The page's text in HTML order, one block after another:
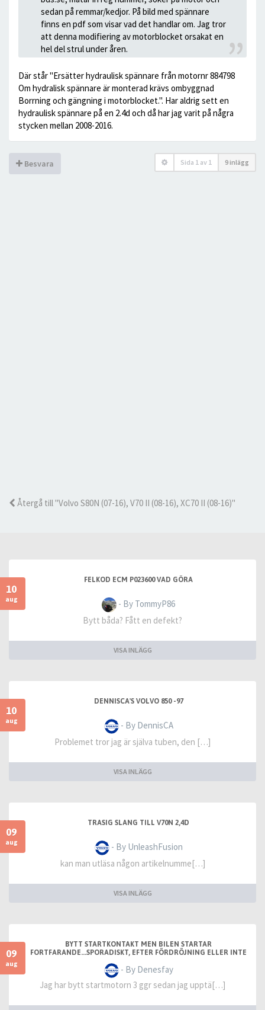
sedan på remmar/kedjor. På bild med spännare
finns en pdf som visar vad det handlar om. Jag tror
att denna modifiering av motorblocket orsakat en
hel del strul under åren.
Där står "Ersätter hydraulisk spännare från motornr 884798
Om hydralisk spännare är monterad krävs ombyggnad
Borrning och gängning i motorblocket.". Har aldrig sett en
hydraulisk spännare på en 2.4d och då har jag varit på några
stycken mellan 2008-2016.
Besvara Sida 1 av 1 9 inlägg
Återgå till "Volvo S80N (07-16), V70 II (08-16), XC70 II (08-16)"
10
aug
FELKOD ECM P023600 VAD GÖRA
- By TommyP86
Bytt båda? Fått en defekt?
VISA INLÄGG
10
aug
DENNISCA'S VOLVO 850 -97
- By DennisCA
Problemet tror jag är själva tuben, den […]
VISA INLÄGG
09
aug
TRASIG SLANG TILL V70N 2,4D
- By UnleashFusion
kan man utläsa någon artikelnumme[…]
VISA INLÄGG
09
aug
BYTT STARTKONTAKT MEN BILEN STARTAR
FORTFARANDE...SPORADISKT, EFTER FÖRDRÖJNING ELLER INTE
- By Denesfay
Jag har bytt startmotorn 3 ggr sedan jag upptä[…]